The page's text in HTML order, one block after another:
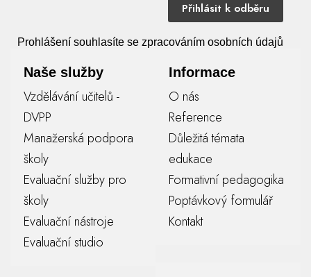
Přihlásit k odběru
Prohlášení souhlasíte se zpracováním osobních údajů
Naše služby
Vzdělávání učitelů -
DVPP
Manažerská podpora
školy
Evaluační služby pro
školy
Evaluační nástroje
Evaluační studio
Informace
O nás
Reference
Důležitá témata
edukace
Formativní pedagogika
Poptávkový formulář
Kontakt